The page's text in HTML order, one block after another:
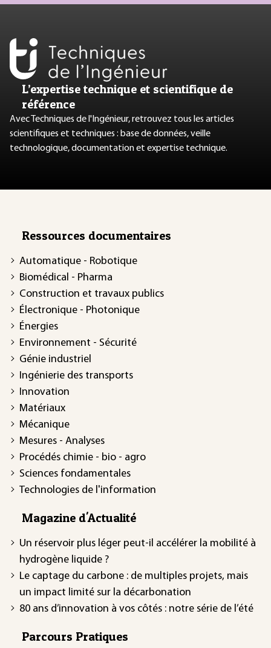
L’expertise technique et scientifique de
référence
Avec Techniques de l'Ingénieur, retrouvez tous les articles
scientifiques et techniques : base de données, veille
technologique, documentation et expertise technique.
Ressources documentaires
Automatique - Robotique
Biomédical - Pharma
Construction et travaux publics
Électronique - Photonique
Énergies
Environnement - Sécurité
Génie industriel
Ingénierie des transports
Innovation
Matériaux
Mécanique
Mesures - Analyses
Procédés chimie - bio - agro
Sciences fondamentales
Technologies de l'information
Magazine d'Actualité
Un réservoir plus léger peut-il accélérer la mobilité à
hydrogène liquide ?
Le captage du carbone : de multiples projets, mais
un impact limité sur la décarbonation
80 ans d’innovation à vos côtés : notre série de l’été
Parcours Pratiques